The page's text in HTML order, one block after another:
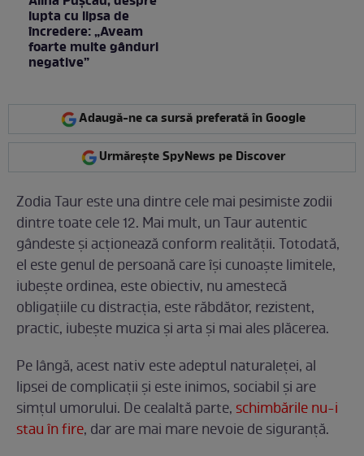
lupta cu lipsa de
încredere: „Aveam
foarte multe gânduri
negative”
Adaugă-ne ca sursă preferată în Google
Urmărește SpyNews pe Discover
Zodia Taur este una dintre cele mai pesimiste zodii
dintre toate cele 12. Mai mult, un Taur autentic
gândeste și acționează conform realității. Totodată,
el este genul de persoană care își cunoaște limitele,
iubește ordinea, este obiectiv, nu amestecă
obligațiile cu distracția, este răbdător, rezistent,
practic, iubește muzica și arta și mai ales plăcerea.
Pe lângă, acest nativ este adeptul naturaleței, al
lipsei de complicații și este inimos, sociabil și are
simțul umorului. De cealaltă parte, schimbările nu-i
stau în fire, dar are mai mare nevoie de siguranță.